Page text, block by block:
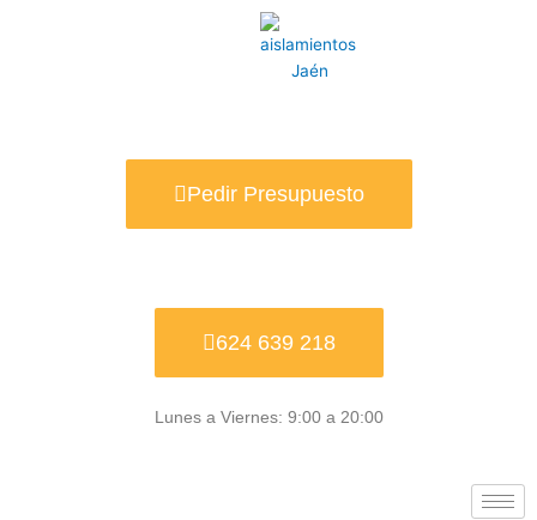
Pedir Presupuesto
624 639 218
Lunes a Viernes: 9:00 a 20:00